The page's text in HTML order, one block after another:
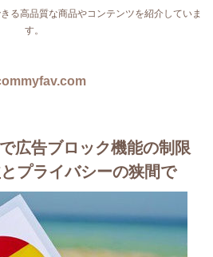
る高品質な商品やコンテンツを紹介していま
す。
広告ブロック機能の制限
プライバシーの狭間で